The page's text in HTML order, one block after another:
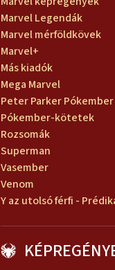
Marvel Legendák
Marvel mérföldkövek
Marvel+
Más kiadók
Mega Marvel
Peter Parker Pókember
Pókember-kötetek
Rozsomák
Superman
Vasember
Venom
Y az utolsó férfi -